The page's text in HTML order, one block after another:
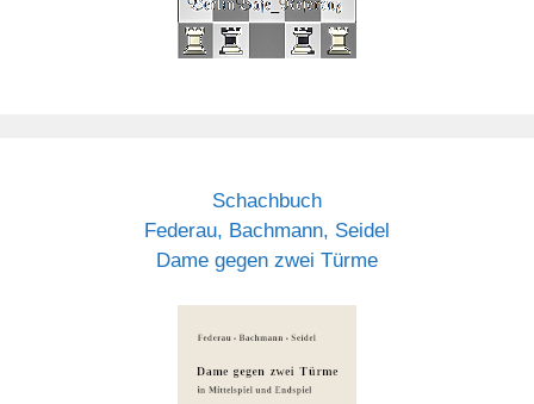
Schachbuch
Federau, Bachmann, Seidel
Dame gegen zwei Türme